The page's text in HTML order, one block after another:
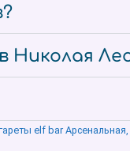
Николая
elf bar Арсенальная,